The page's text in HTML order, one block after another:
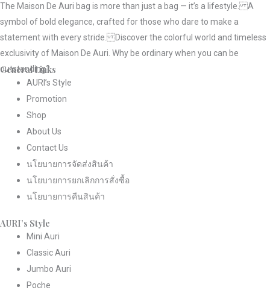
The Maison De Auri bag is more than just a bag — it’s a lifestyle. A
symbol of bold elegance, crafted for those who dare to make a
statement with every stride. Discover the colorful world and timeless
exclusivity of Maison De Auri. Why be ordinary when you can be
outstanding?
General Links
AURI’s Style
Promotion
Shop
About Us
Contact Us
นโยบายการจัดส่งสินค้า
นโยบายการยกเลิกการสั่งซื้อ
นโยบายการคืนสินค้า
AURI’s Style
Mini Auri
Classic Auri
Jumbo Auri
Poche